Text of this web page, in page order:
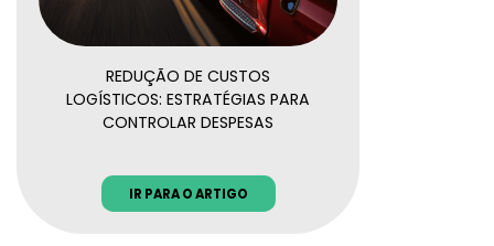
REDUÇÃO DE CUSTOS
LOGÍSTICOS: ESTRATÉGIAS PARA
CONTROLAR DESPESAS
IR PARA O ARTIGO